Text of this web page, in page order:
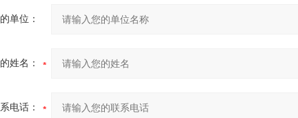
单位：
姓名：
电话：